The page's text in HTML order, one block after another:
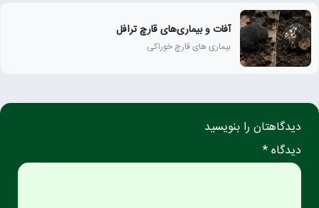
آفات و بیماری‌های قارچ ترافل
بیماری های قارچ خوراکی
دیدگاهتان را بنویسید
دیدگاه *